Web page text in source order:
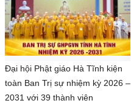
Đại hội Phật giáo Hà Tĩnh kiện
toàn Ban Trị sự nhiệm kỳ 2026 –
2031 với 39 thành viên